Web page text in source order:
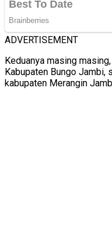
ADVERTISEMENT
Keduanya masing
Kabupaten Bungo Jambi,
kabupaten Merangin